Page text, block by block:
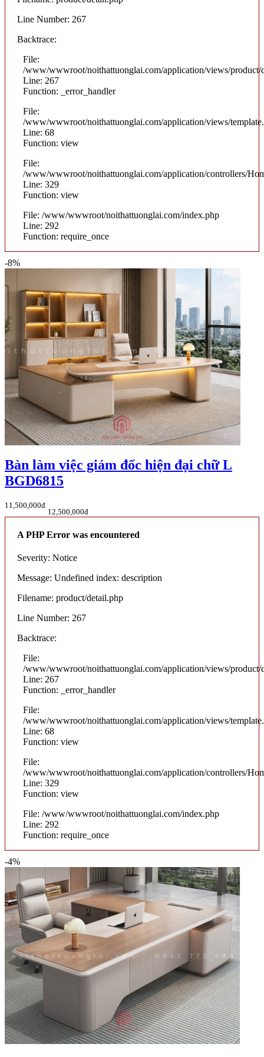
Line Number: 267
Backtrace:
File:
/www/wwwroot/noithattuonglai.com/application/views/product/
Line: 267
Function: _error_handler
File:
/www/wwwroot/noithattuonglai.com/application/views/
Line: 68
Function: view
File:
/www/wwwroot/noithattuonglai.com/application/controllers/
Line: 329
Function: view
File: /www/wwwroot/noithattuonglai.com/index.php
Line: 292
Function: require_once
-8%
Bàn làm việc giám đốc hiện đại chữ L
BGD6815
11,500,000đ
12,500,000đ
A PHP Error was encountered
Severity: Notice
Message: Undefined index: description
Filename: product/detail.php
Line Number: 267
Backtrace:
File:
/www/wwwroot/noithattuonglai.com/application/views/product/
Line: 267
Function: _error_handler
File:
/www/wwwroot/noithattuonglai.com/application/views/
Line: 68
Function: view
File:
/www/wwwroot/noithattuonglai.com/application/controllers/
Line: 329
Function: view
File: /www/wwwroot/noithattuonglai.com/index.php
Line: 292
Function: require_once
-4%